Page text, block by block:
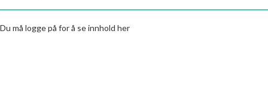
Boligmappa+
Få mer ut av Boligmappa
Du må logge på for å se innhold her